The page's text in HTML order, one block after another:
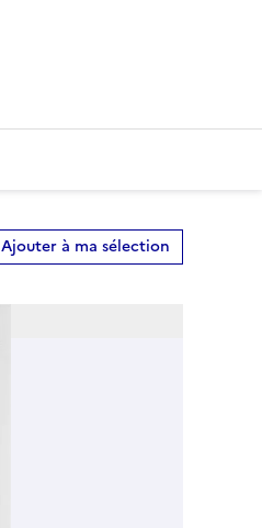
Ajouter à ma sélection